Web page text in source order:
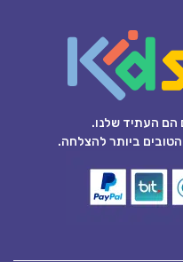
הם העתיד שלנו.
ביותר להצלחה.